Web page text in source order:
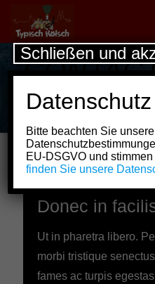
BOOK A
TODAY
Donec in
Ut in pharetra libero.
morbi tristique
fames ac turpis
Datenschutz
Bitte beachten Sie unsere
EU-DSGVO und
finden Sie unsere
Schließen und